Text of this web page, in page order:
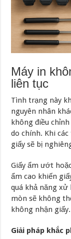
Máy in
liên tục
Tình trạng này
nguyên nhân
không điều
do chính. Khi
giấy sẽ bị
Giấy ẩm ướt
ẩm cao khiến
quá khả năng xử
mòn sẽ không
không nhận giấy.
Giải pháp khắc